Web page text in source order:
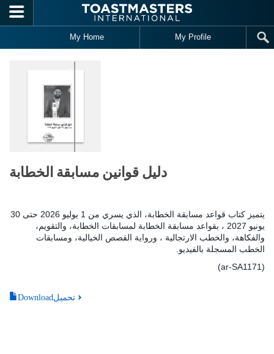
Skip to main content
My Home My Profile
دليل قوانين مسابقة الخطابة
يتميز كتاب قواعد مسابقة الخطابة، الذي يسري من 1 يوليو 2026 حتى 30
يونيو 2027 ، بقواعد مسابقة الخطابة لمسابقات الخطابة، والتقويم،
والفكاهة، والخطب الارتجالية ، ورواية القصص الخيالية، ومسابقات
الخطب المسجلة بالفيديو.
(ar-SA1171)
Downloadتحميل